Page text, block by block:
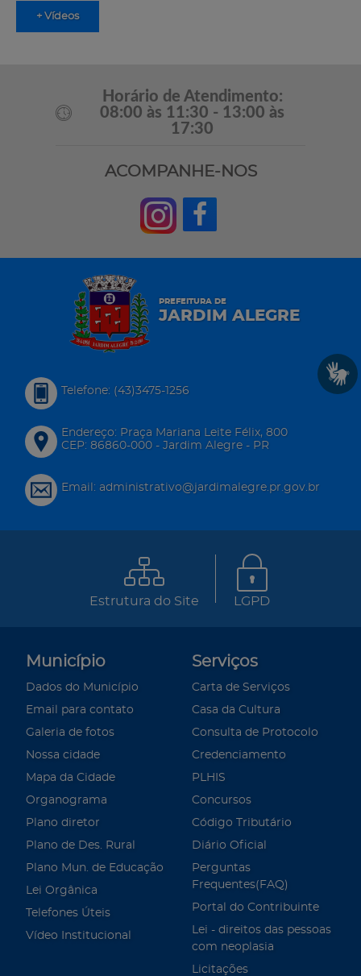
+ Vídeos
Horário de Atendimento:
08:00 às 11:30 - 13:00 às
17:30
ACOMPANHE-NOS
PREFEITURA DE
JARDIM ALEGRE
Telefone: (43)3475-1256
Endereço: Praça Mariana Leite Félix, 800
CEP: 86860-000 - Jardim Alegre - PR
Email: administrativo@jardimalegre.pr.gov.br
Estrutura do Site LGPD
Município
Dados do Município
Email para contato
Galeria de fotos
Nossa cidade
Mapa da Cidade
Organograma
Plano diretor
Plano de Des. Rural
Plano Mun. de Educação
Lei Orgânica
Telefones Úteis
Vídeo Institucional
Serviços
Carta de Serviços
Casa da Cultura
Consulta de Protocolo
Credenciamento
PLHIS
Concursos
Código Tributário
Diário Oficial
Perguntas
Frequentes(FAQ)
Portal do Contribuinte
Lei - direitos das pessoas
com neoplasia
Licitações